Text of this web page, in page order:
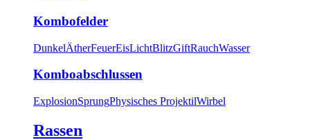
Kombofelder
DunkelÄtherFeuerEisLichtBlitzGiftRauchWasser
Komboabschlussen
ExplosionSprungPhysisches ProjektilWirbel
Rassen